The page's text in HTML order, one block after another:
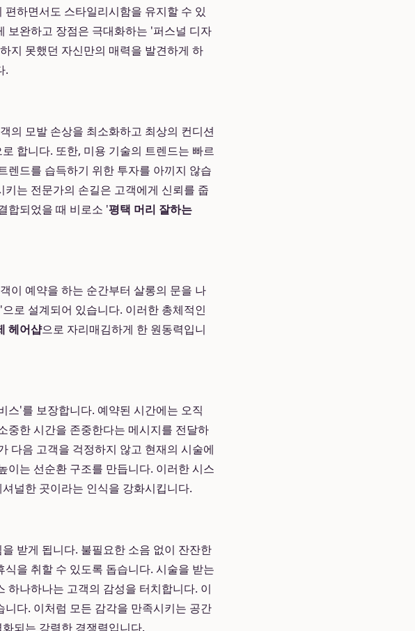
하면서도 스타일리시함을 유지할 수 있
보완하고 장점은 극대화하는 '퍼스널 디자
지 못했던 자신만의 매력을 발견하게 하
.
의 모발 손상을 최소화하고 최상의 컨디션
합니다. 또한, 미용 기술의 트렌드는 빠르
렌드를 습득하기 위한 투자를 아끼지 않습
는 전문가의 손길은 고객에게 신뢰를 줍
합되었을 때 비로소 '평택 머리 잘하는
이 예약을 하는 순간부터 살롱의 문을 나
로 설계되어 있습니다. 이러한 총체적인
헤어샵으로 자리매김하게 한 원동력입니
스'를 보장합니다. 예약된 시간에는 오직
중한 시간을 존중한다는 메시지를 전달하
다음 고객을 걱정하지 않고 현재의 시술에
이는 선순환 구조를 만듭니다. 이러한 시스
널한 곳이라는 인식을 강화시킵니다.
받게 됩니다. 불필요한 소음 없이 잔잔한
을 취할 수 있도록 돕습니다. 시술을 받는
하나하나는 고객의 감성을 터치합니다. 이
다. 이처럼 모든 감각을 만족시키는 공간
되는 강력한 경쟁력입니다.